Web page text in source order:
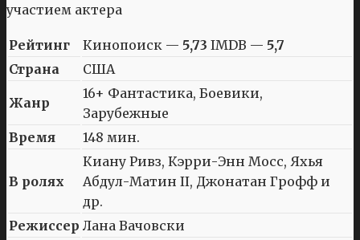
Рейтинг Кинопоиск — 5,73 IMDB — 5,7
Страна
США
Жанр
16+ Фантастика, Боевики,
Зарубежные
Время
148 мин.
В ролях
Киану Ривз, Кэрри-Энн Мосс, Яхья
Абдул-Матин II, Джонатан Грофф и
др.
Режиссер Лана Вачовски